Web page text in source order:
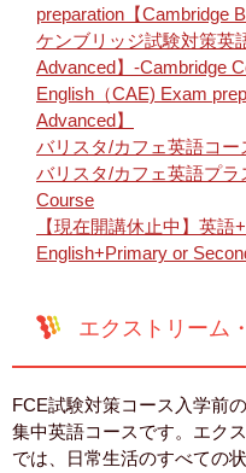
preparation【Cambridge
ケンブリッジ試験対策英
Advanced】-Cambridge
English（CAE) Exam
Advanced】
バリスタ/カフェ英語コー
バリスタ/カフェ英語プラ
Course
【現在開講休止中】英
English+Primary or
エクストリーム
FCE試験対策コース入学前
集中英語コースです。エク
では、日常生活のすべての